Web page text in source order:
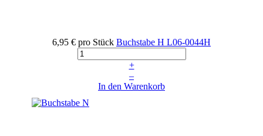
6,95 € pro Stück Buchstabe H L06-0044H
+
–
In den Warenkorb